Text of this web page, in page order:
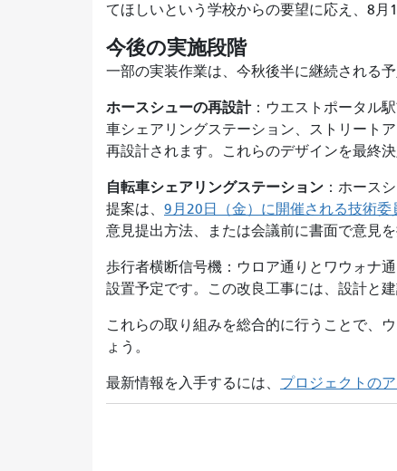
てほしいという学校からの要望に応え、8
今後の実施段階
一部の実装作業は、今秋後半に継続される予
ホースシューの再設計：ウエストポータル
車シェアリングステーション、ストリート
再設計されます。これらのデザインを最終
自転車シェアリングステーション ：ホース
提案は、 9月20日（金）に開催される技術委
意見提出方法、または会議前に書面で意見
歩行者横断信号機：ウロア通りとワウォナ
設置予定です。この改良工事には、設計と
これらの取り組みを総合的に行うことで、
ょう。
最新情報を入手するには、 プロジェクトの